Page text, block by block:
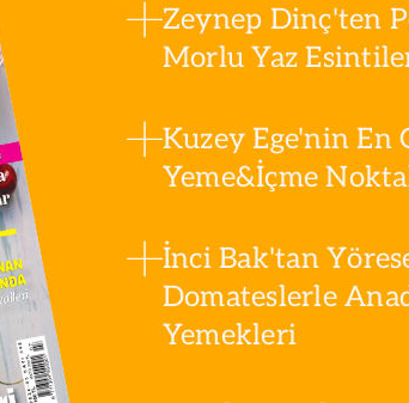
Zeynep Dinç'ten
Morlu Yaz
Kuzey Ege'nin En
Yeme&İçme
İnci Bak'tan
Domateslerle
Yemekleri